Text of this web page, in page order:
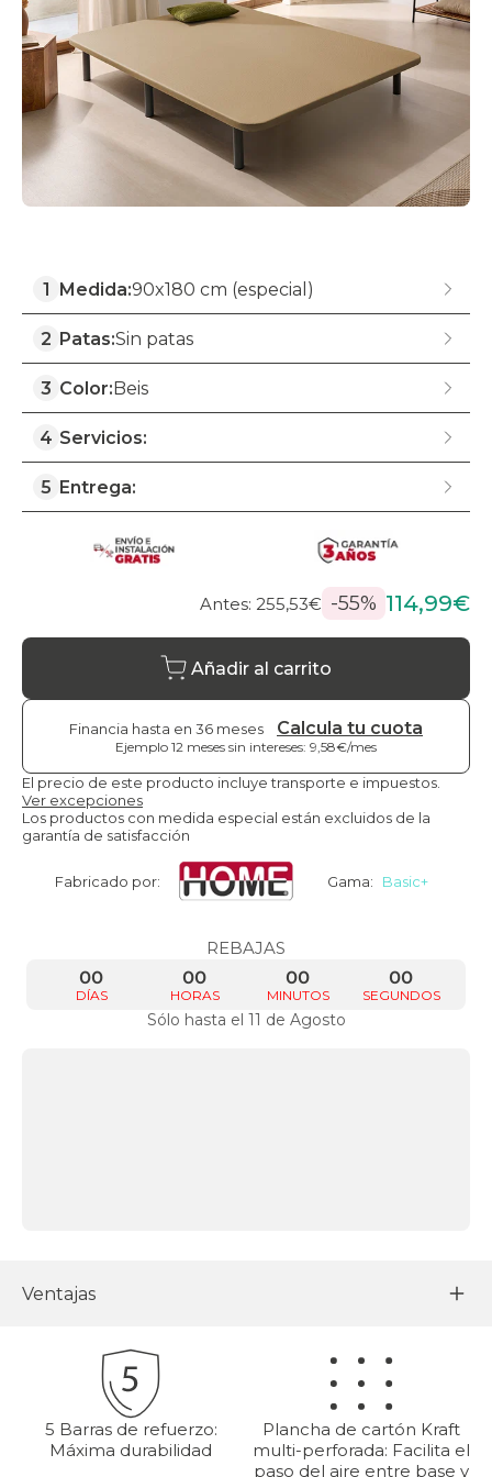
1 Medida:90x180 cm (especial)
2 Patas:Sin patas
3 Color: Beis
4 Servicios:
5 Entrega:
Antes: 255,53€ -55% 114,99€
Añadir al carrito
Financia hasta en 36 meses Calcula tu cuota
Ejemplo 12 meses sin intereses: 9,58€/mes
El precio de este producto incluye transporte e impuestos.
Ver excepciones
Los productos con medida especial están excluidos de la
garantía de satisfacción
Fabricado por: Gama: Basic+
REBAJAS
DÍAS
00
HORAS
00
MINUTOS
00
SEGUNDOS
00
Sólo hasta el 11 de Agosto
Ventajas
5 Barras de refuerzo:
Máxima durabilidad
Plancha de cartón Kraft
multi-perforada: Facilita el
paso del aire entre base y